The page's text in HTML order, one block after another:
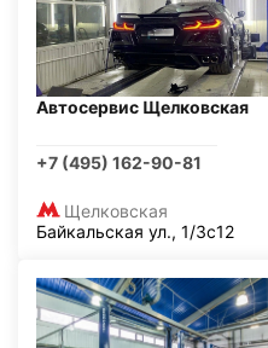
Автосервис Щелковская
+7 (495) 162-90-81
Щелковская
Байкальская ул., 1/3с12